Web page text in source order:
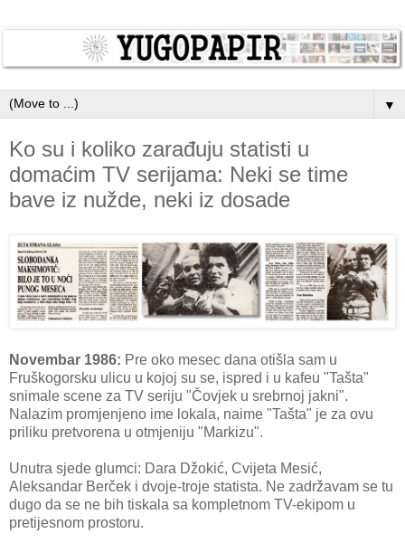
▼
Ko su i koliko zarađuju statisti u
domaćim TV serijama: Neki se time
bave iz nužde, neki iz dosade
Novembar 1986: Pre oko mesec dana otišla sam u
Fruškogorsku ulicu u kojoj su se, ispred i u kafeu "Tašta"
snimale scene za TV seriju "Čovjek u srebrnoj jakni".
Nalazim promjenjeno ime lokala, naime "Tašta" je za ovu
priliku pretvorena u otmjeniju "Markizu".
Unutra sjede glumci: Dara Džokić, Cvijeta Mesić,
Aleksandar Berček i dvoje-troje statista. Ne zadržavam se tu
dugo da se ne bih tiskala sa kompletnom TV-ekipom u
pretijesnom prostoru.